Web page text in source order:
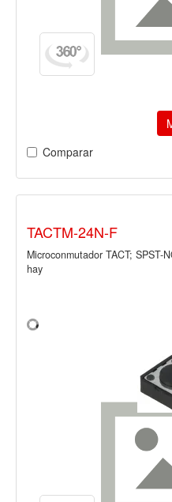
Comparar
TACTM-24N-F
Microconmutador TACT; SPST-
hay